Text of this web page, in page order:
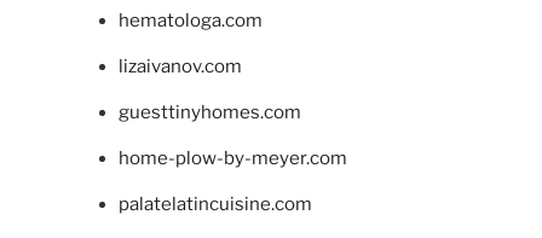
hematologa.com
lizaivanov.com
guesttinyhomes.com
home-plow-by-meyer.com
palatelatincuisine.com